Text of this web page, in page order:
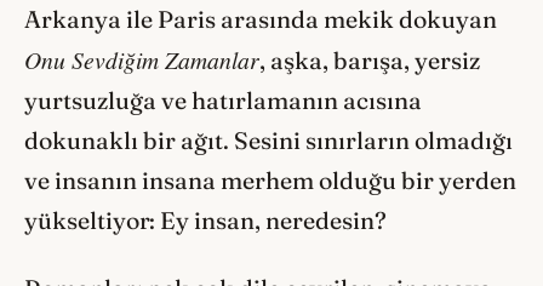
Arkanya ile Paris arasında mekik dokuyan
Onu Sevdiğim Zamanlar, aşka, barışa, yersiz
yurtsuzluğa ve hatırlamanın acısına
dokunaklı bir ağıt. Sesini sınırların olmadığı
ve insanın insana merhem olduğu bir yerden
yükseltiyor: Ey insan, neredesin?